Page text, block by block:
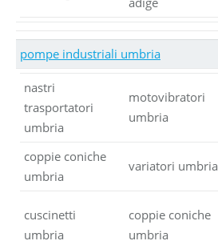
pompe industriali umbria
nastri
trasportatori
umbria
motovibratori
umbria
coppie coniche
umbria
variatori umbria
cuscinetti
umbria
coppie coniche
umbria